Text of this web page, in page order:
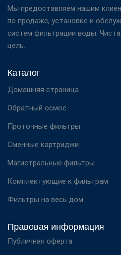
Мы предоставляем нашим
по продаже, установке и
систем фильтрации воды.
цель.
Каталог
Домашняя страница
Обратный осмос
Проточные фильтры
Сменные картриджи
Магистральные фильтры
Комплектующие к фильтрам
Фильтры на весь дом
Правовая информация
Публичная оферта